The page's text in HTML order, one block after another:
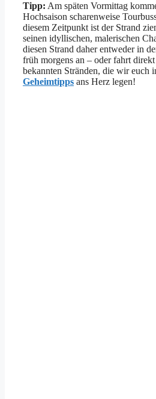
Tipp: Am späten Vormittag
Hochsaison scharenweise
diesem Zeitpunkt ist der Strand
seinen idyllischen, malerischen
diesen Strand daher entweder in
früh morgens an – oder fahrt
bekannten Stränden, die wir euch
Geheimtipps ans Herz legen!